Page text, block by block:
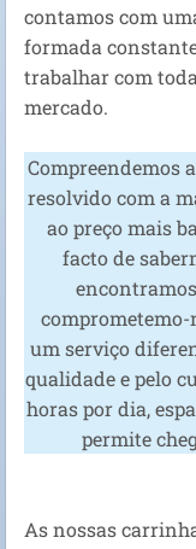
contamos com
formada
trabalhar com
mercado.
Compreendemos
resolvido com a
ao preço mais
facto de
comprometemo-
um serviço
qualidade e pelo
horas por dia,
permite
As nossas